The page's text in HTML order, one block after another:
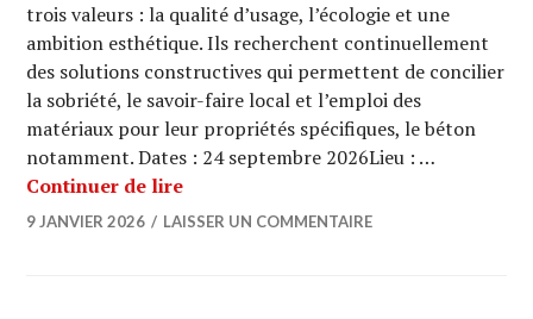
trois valeurs : la qualité d’usage, l’écologie et une
ambition esthétique. Ils recherchent continuellement
des solutions constructives qui permettent de concilier
la sobriété, le savoir-faire local et l’emploi des
matériaux pour leur propriétés spécifiques, le béton
notamment. Dates : 24 septembre 2026Lieu : …
Continuer de lireAGENDA ARCHI-CULTUREL 2026
9 JANVIER 2026 LAISSER UN COMMENTAIRE